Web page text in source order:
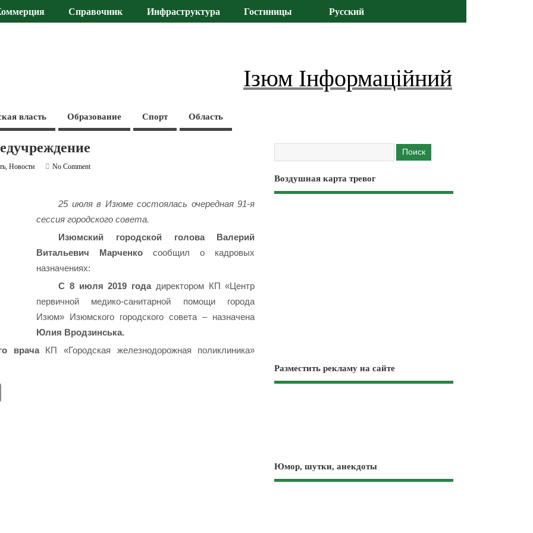
Справочник Инфраструктура Гостиницы Русский
Ізюм Інформаційний
власть Образование Спорт Область
,Новости
No Comment
25 июля в Изюме состоялась очередная 91-я
сессия городского совета.
Изюмский городской голова Валерий
Витальевич Марченкосообщил о кадровых
назначениях:
С 8 июля 2019 годадиректором КП «Центр
первичной медико-санитарной помощи города
Изюм» Изюмского городского совета – назначена
Юлия Вродзинська.
врачаКП «Городская железнодорожная поликлиника»
Воздушная карта тревог
Разместить рекламу на сайте
Юмор, шутки, анекдоты